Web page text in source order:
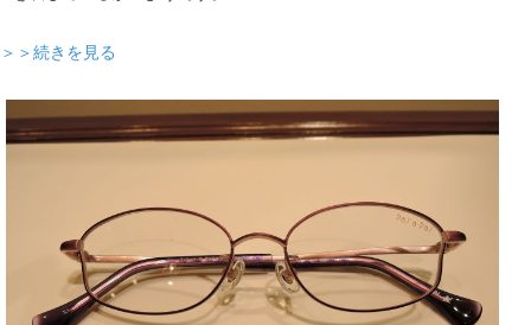
＞＞続きを見る